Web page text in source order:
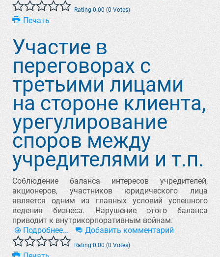
Rating 0.00 (0 Votes)
Печать
Участие в
переговорах с
третьими лицами
на стороне клиента,
урегулирование
споров между
учредителями и т.п.
Соблюдение баланса интересов учредителей,
акционеров, участников юридического лица
является одним из главных условий успешного
ведения бизнеса. Нарушение этого баланса
приводит к внутрикорпоративным войнам.
Подробнее...
Добавить комментарий
Rating 0.00 (0 Votes)